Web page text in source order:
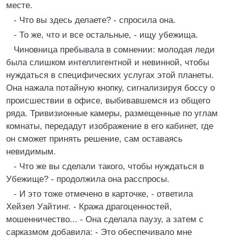
месте.
- Что вы здесь делаете? - спросила она.
- То же, что и все остальные, - ищу убежища.
Чиновница пребывала в сомнении: молодая леди
была слишком интеллигентной и невинной, чтобы
нуждаться в специфических услугах этой планеты.
Она нажала потайную кнопку, сигнализируя боссу о
происшествии в офисе, выбивавшемся из общего
ряда. Тривизионные камеры, размещенные по углам
комнаты, передадут изображение в его кабинет, где
он сможет принять решение, сам оставаясь
невидимым.
- Что же вы сделали такого, чтобы нуждаться в
Убежище? - продолжила она расспросы.
- И это тоже отмечено в карточке, - ответила
Хейзел Уайтинг. - Кража драгоценностей,
мошенничество... - Она сделала паузу, а затем с
сарказмом добавила: - Это обеспечивало мне